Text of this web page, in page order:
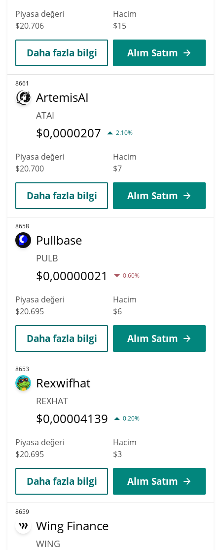
Piyasa değeri
$20.706
Hacim
$15
Daha fazla bilgi Alım Satım
8661
ArtemisAI
ATAI
$0,0000207 2.10%
Piyasa değeri
$20.700
Hacim
$7
Daha fazla bilgi Alım Satım
8658
Pullbase
PULB
$0,00000021 0.60%
Piyasa değeri
$20.695
Hacim
$6
Daha fazla bilgi Alım Satım
8653
Rexwifhat
REXHAT
$0,00004139 0.20%
Piyasa değeri
$20.695
Hacim
$3
Daha fazla bilgi Alım Satım
8659
Wing Finance
WING